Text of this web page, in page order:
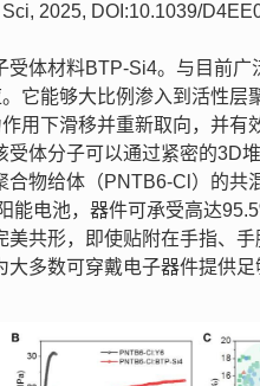
2025, DOI:10.1039/
体材料BTP-Si4。与目前
它能够大比例渗入到活性
用下滑移并重新取向，并有
体分子可以通过紧密的3D
物给体（PNTB6-Cl）的共
能电池，器件可承受高达
共形，即使贴附在手指、
多数可穿戴电子器件提供足